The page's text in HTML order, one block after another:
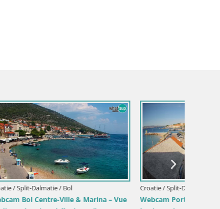
– Vue
Croatie / Split-Dalmatie / Bol
Webcam Port de Bol – Vue en direct sur